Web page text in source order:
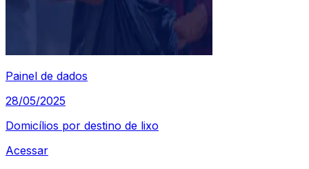
Painel de dados
28/05/2025
Domicílios por destino de lixo
Acessar